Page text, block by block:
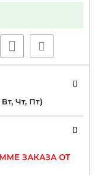
Чт, Пт)
ЗАКАЗА ОТ